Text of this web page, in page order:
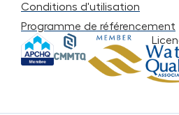
Conditions d'utilisation
Programme de référencement